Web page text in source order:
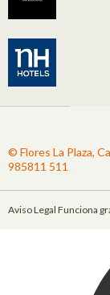
© Flores La Plaza,
985811 511
Aviso Legal Funciona